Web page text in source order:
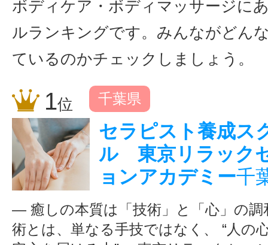
ボディケア・ボディマッサージに
ルランキングです。みんながどん
ているのかチェックしましょう。
1位 千葉県
セラピスト養成ス
ル 東京リラック
ョンアカデミー千
― 癒しの本質は「技術」と「心」の
術とは、単なる手技ではなく、 “人の